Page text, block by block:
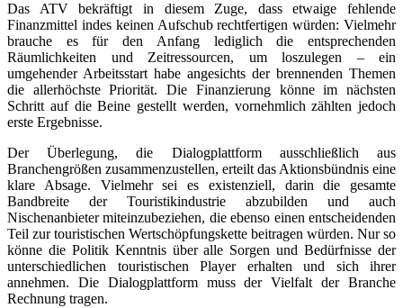
Das ATV bekräftigt in diesem Zuge, dass etwaige fehlende
Finanzmittel indes keinen Aufschub rechtfertigen würden: Vielmehr
brauche es für den Anfang lediglich die entsprechenden
Räumlichkeiten und Zeitressourcen, um loszulegen – ein
umgehender Arbeitsstart habe angesichts der brennenden Themen
die allerhöchste Priorität. Die Finanzierung könne im nächsten
Schritt auf die Beine gestellt werden, vornehmlich zählten jedoch
erste Ergebnisse.
Der Überlegung, die Dialogplattform ausschließlich aus
Branchengrößen zusammenzustellen, erteilt das Aktionsbündnis eine
klare Absage. Vielmehr sei es existenziell, darin die gesamte
Bandbreite der Touristikindustrie abzubilden und auch
Nischenanbieter miteinzubeziehen, die ebenso einen entscheidenden
Teil zur touristischen Wertschöpfungskette beitragen würden. Nur so
könne die Politik Kenntnis über alle Sorgen und Bedürfnisse der
unterschiedlichen touristischen Player erhalten und sich ihrer
annehmen. Die Dialogplattform muss der Vielfalt der Branche
Rechnung tragen.